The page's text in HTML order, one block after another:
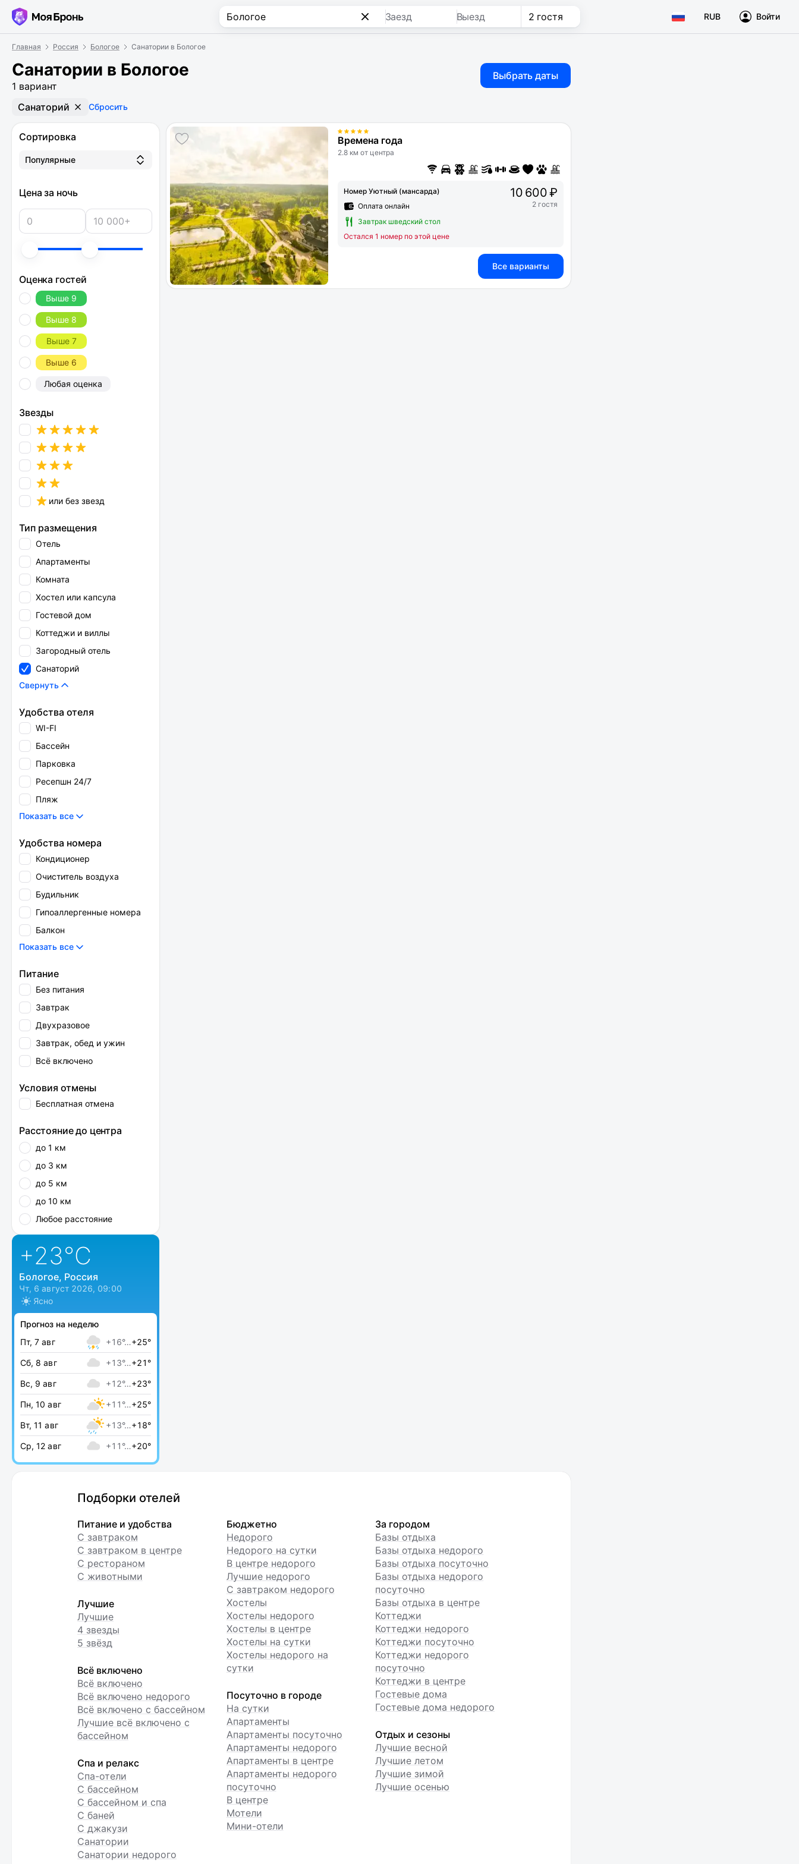
Заезд Выезд 2 гостя RUB Войти
Главная Россия Бологое Санатории в Бологое
Санатории в Бологое
1 вариант
Выбрать даты
Санаторий Сбросить
Сортировка
Популярные
Цена за ночь
Оценка гостей
Выше 9
Выше 8
Выше 7
Выше 6
Любая оценка
Звезды
или без звезд
Тип размещения
Отель
Апартаменты
Комната
Хостел или капсула
Гостевой дом
Коттеджи и виллы
Загородный отель
Санаторий
Свернуть
Удобства отеля
WI-FI
Бассейн
Парковка
Ресепшн 24/7
Пляж
Показать все
Удобства номера
Кондиционер
Очиститель воздуха
Будильник
Гипоаллергенные номера
Балкон
Показать все
Питание
Без питания
Завтрак
Двухразовое
Завтрак, обед и ужин
Всё включено
Условия отмены
Бесплатная отмена
Расстояние до центра
до 1 км
до 3 км
до 5 км
до 10 км
Любое расстояние
+23°C
Бологое, Россия
Чт, 6 август 2026, 09:00
Ясно
Прогноз на неделю
Пт, 7 авг
+16°…+25°
Сб, 8 авг +13°…+21°
Вс, 9 авг +12°…+23°
Пн, 10 авг +11°…+25°
Вт, 11 авг +13°…+18°
Ср, 12 авг +11°…+20°
Времена года
2.8 км от центра
Номер Уютный (мансарда)
Оплата онлайн
Завтрак шведский стол
Остался 1 номер по этой цене
10 600 ₽
2 гостя
Все варианты
Подборки отелей
Питание и удобства
С завтраком
С завтраком в центре
С рестораном
С животными
Лучшие
Лучшие
4 звезды
5 звёзд
Всё включено
Всё включено
Всё включено недорого
Всё включено с бассейном
Лучшие всё включено с
бассейном
Спа и релакс
Спа-отели
С бассейном
С бассейном и спа
С баней
С джакузи
Санатории
Санатории недорого
Бюджетно
Недорого
Недорого на сутки
В центре недорого
Лучшие недорого
С завтраком недорого
Хостелы
Хостелы недорого
Хостелы в центре
Хостелы на сутки
Хостелы недорого на
сутки
Посуточно в городе
На сутки
Апартаменты
Апартаменты посуточно
Апартаменты недорого
Апартаменты в центре
Апартаменты недорого
посуточно
В центре
Мотели
Мини-отели
За городом
Базы отдыха
Базы отдыха недорого
Базы отдыха посуточно
Базы отдыха недорого
посуточно
Базы отдыха в центре
Коттеджи
Коттеджи недорого
Коттеджи посуточно
Коттеджи недорого
посуточно
Коттеджи в центре
Гостевые дома
Гостевые дома недорого
Отдых и сезоны
Лучшие весной
Лучшие летом
Лучшие зимой
Лучшие осенью